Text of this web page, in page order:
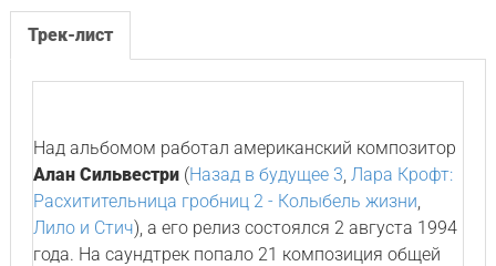
Трек-лист
Над альбомом работал американский композитор
Алан Сильвестри(Назад в будущее 3, Лара Крофт:
Расхитительница гробниц 2 - Колыбель жизни,
Лило и Стич), а его релиз состоялся 2 августа 1994
года. На саундтрек попало 21 композиция общей